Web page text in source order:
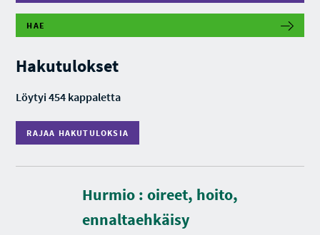
HAE
Hakutulokset
Löytyi 454 kappaletta
RAJAA HAKUTULOKSIA
R
A
A
U
T
U
O
Hurmio : oireet, hoito,
ennaltaehkäisy
K
e
s
t